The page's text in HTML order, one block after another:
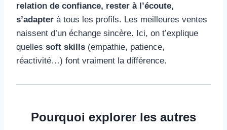
relation de confiance, rester à l’écoute,
s’adapter à tous les profils. Les meilleures ventes
naissent d’un échange sincère. Ici, on t’explique
quelles soft skills (empathie, patience,
réactivité…) font vraiment la différence.
Pourquoi explorer les autres